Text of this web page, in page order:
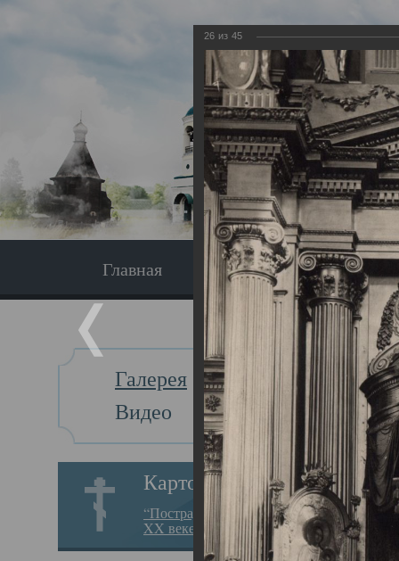
Главная Экскурсия
Галерея
Видео
Картотека
“Пострадавшие за веру в
XX веке на Севере”
Главная
26 из 45